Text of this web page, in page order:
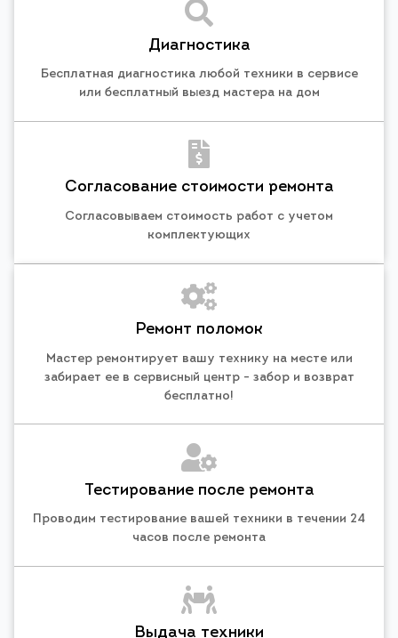
Диагностика
Бесплатная диагностика любой техники в сервисе
или бесплатный выезд мастера на дом
Согласование стоимости ремонта
Согласовываем стоимость работ с учетом
комплектующих
Ремонт поломок
Мастер ремонтирует вашу технику на месте или
забирает ее в сервисный центр - забор и возврат
бесплатно!
Тестирование после ремонта
Проводим тестирование вашей техники в течении 24
часов после ремонта
Выдача техники